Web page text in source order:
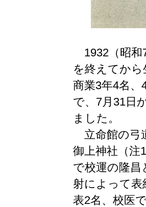
1932（昭和
を終えてから
商業3年4名、
で、7月31日
ました。
立命館の弓
御上神社（注
で校運の隆昌
射によって
表2名、校医